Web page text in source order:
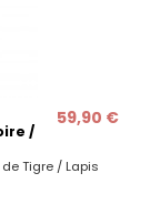
/
59,90 €
Tigre / Lapis